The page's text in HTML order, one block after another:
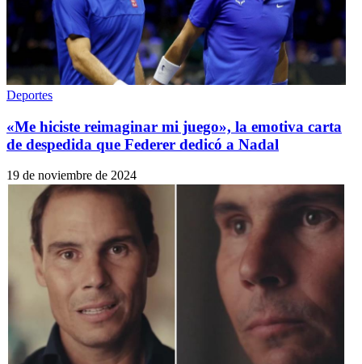
Deportes
«Me hiciste reimaginar mi juego», la emotiva carta
de despedida que Federer dedicó a Nadal
19 de noviembre de 2024